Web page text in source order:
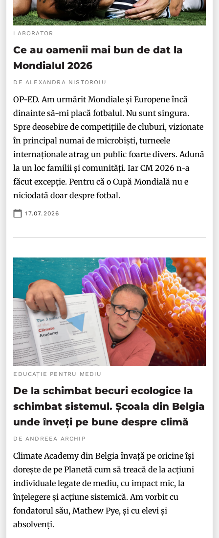
LABORATOR
Ce au oamenii mai bun de dat la
Mondialul 2026
DE ALEXANDRA NISTOROIU
OP-ED. Am urmărit Mondiale și Europene încă
dinainte să-mi placă fotbalul. Nu sunt singura.
Spre deosebire de competițiile de cluburi, vizionate
în principal numai de microbiști, turneele
internaționale atrag un public foarte divers. Adună
la un loc familii și comunități. Iar CM 2026 n-a
făcut excepție. Pentru că o Cupă Mondială nu e
niciodată doar despre fotbal.
17.07.2026
EDUCAȚIE PENTRU MEDIU
De la schimbat becuri ecologice la
schimbat sistemul. Școala din Belgia
unde înveți pe bune despre climă
DE ANDREEA ARCHIP
Climate Academy din Belgia învață pe oricine își
dorește de pe Planetă cum să treacă de la acțiuni
individuale legate de mediu, cu impact mic, la
înțelegere și acțiune sistemică. Am vorbit cu
fondatorul său, Mathew Pye, și cu elevi și
absolvenți.